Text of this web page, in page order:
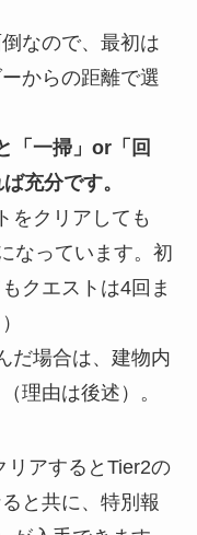
なので、 最初は
からの距離で選
「一掃」or「回
充分です。
をクリアしても
なっています。初
クエストは4回ま
だ場合は、建物内
理由は後述）。
リアするとTier2の
と共に、特別報